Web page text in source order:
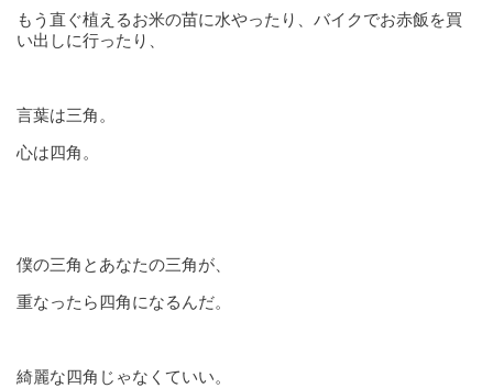
もう直ぐ植えるお米の苗に水やったり、バイクでお赤飯を買
い出しに行ったり、
言葉は三角。
心は四角。
僕の三角とあなたの三角が、
重なったら四角になるんだ。
綺麗な四角じゃなくていい。